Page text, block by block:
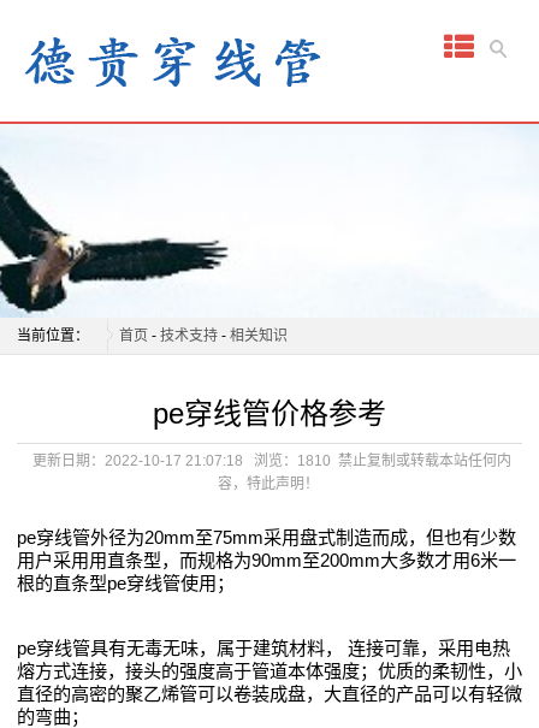
当前位置： 首页 - 技术支持 - 相关知识
pe穿线管价格参考
更新日期：2022-10-17 21:07:18 浏览：1810 禁止复制或转载本站任何内
容，特此声明！
pe穿线管外径为20mm至75mm采用盘式制造而成，但也有少数
用户采用用直条型，而规格为90mm至200mm大多数才用6米一
根的直条型pe穿线管使用；
pe穿线管具有无毒无味，属于建筑材料， 连接可靠，采用电热
熔方式连接，接头的强度高于管道本体强度；优质的柔韧性，小
直径的高密的聚乙烯管可以卷装成盘，大直径的产品可以有轻微
的弯曲；
首
页
于